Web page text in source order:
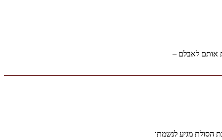
אותם לאבלם –
הסולת מגיע לנשמתו